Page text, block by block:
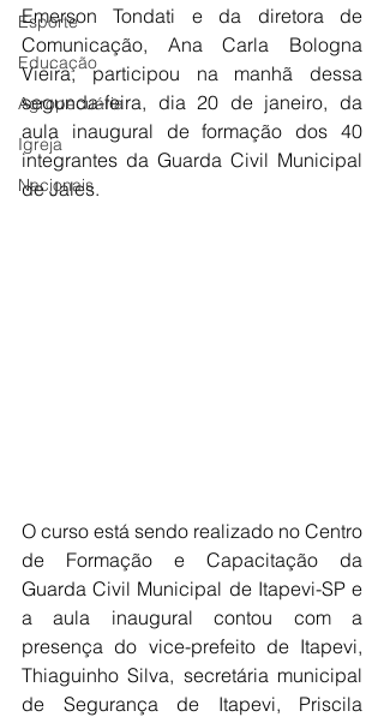
Esporte
Educação
Agropecuária
Igreja
Nacionais
Emerson Tondati e da diretora de
Comunicação, Ana Carla Bologna
Vieira, participou na manhã dessa
segunda-feira, dia 20 de janeiro, da
aula inaugural de formação dos 40
integrantes da Guarda Civil Municipal
de Jales.
O curso está sendo realizado no Centro
de Formação e Capacitação da
Guarda Civil Municipal de Itapevi-SP e
a aula inaugural contou com a
presença do vice-prefeito de Itapevi,
Thiaguinho Silva, secretária municipal
de Segurança de Itapevi, Priscila